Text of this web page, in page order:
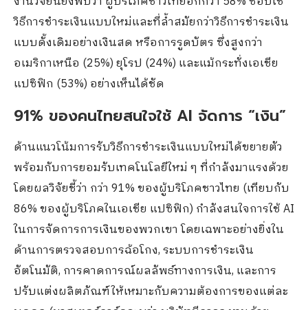
วิธีการชำระเงินแบบใหม่และที่ล้ำสมัยกว่าวิธีการชำระเงิน
แบบดั้งเดิมอย่างเงินสด หรือการรูดบัตร ซึ่งสูงกว่า
อเมริกาเหนือ (25%) ยุโรป (24%) และแม้กระทั่งเอเชีย
แปซิฟิก (53%) อย่างเห็นได้ชัด
91% ของคนไทยสนใจใช้ AI จัดการ “เงิน”
ด้านแนวโน้มการรับวิธีการชำระเงินแบบใหม่ได้ขยายตัว
พร้อมกับการยอมรับเทคโนโลยีใหม่ ๆ ที่กำลังมาแรงด้วย
โดยผลวิจัยชี้ว่า กว่า 91% ของผู้บริโภคชาวไทย (เทียบกับ
86% ของผู้บริโภคในเอเชีย แปซิฟิก) กำลังสนใจการใช้ AI
ในการจัดการการเงินของพวกเขา โดยเฉพาะอย่างยิ่งใน
ด้านการตรวจสอบการฉ้อโกง, ระบบการชำระเงิน
อัตโนมัติ, การคาดการณ์ผลลัพธ์ทางการเงิน, และการ
ปรับแต่งผลิตภัณฑ์ให้เหมาะกับความต้องการของแต่ละ